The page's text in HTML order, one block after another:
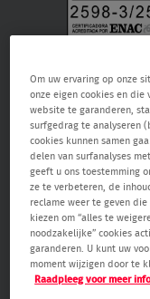
Verisure NV, Raketstraat
care@verisure.be,
bewakingsonderneming
Toezichthoudende
– Algemene Directie
www.besafe.be
Om uw ervaring op onze
onze eigen cookies en die
website te garanderen,
surfgedrag te analyseren
cookies kunnen samen
delen van surfanalyses
geeft u ons toestemming
ze te verbeteren, de
reclame weer te geven
kiezen om “alles te
noodzakelijke” cookies
garanderen. U kunt uw
moment wijzigen door te
Raadpleeg voor meer